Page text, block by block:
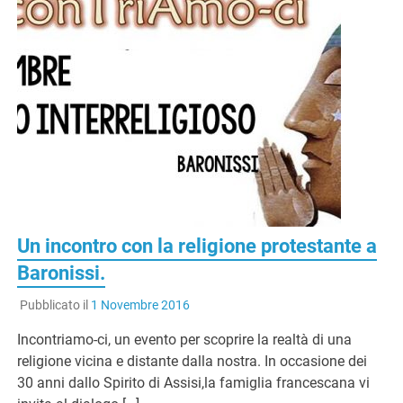
Un incontro con la religione protestante a
Baronissi.
Pubblicato il 1 Novembre 2016
Incontriamo-ci, un evento per scoprire la realtà di una
religione vicina e distante dalla nostra. In occasione dei
30 anni dallo Spirito di Assisi,la famiglia francescana vi